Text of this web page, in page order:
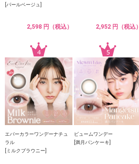
[パールベージュ]
2,598 円（税込） 2,952 円（税込）
エバーカラーワンデーナチュ
ラル
[ミルクブラウニー]
ビュームワンデー
[満月パンケーキ]